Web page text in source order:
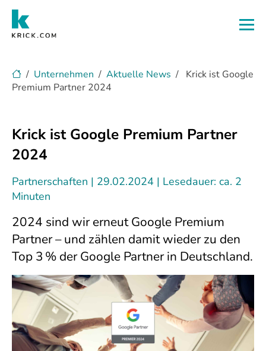
Unternehmen Aktuelle News
Krick ist Google
Premium Partner 2024
Krick ist Google Premium Partner
2024
Partnerschaften 29.02.2024
Lesedauer: ca. 2
Minuten
2024 sind wir erneut Google Premium
Partner – und zählen damit wieder zu den
Top 3 % der Google Partner in Deutschland.